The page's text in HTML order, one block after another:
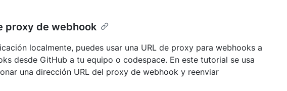
proxy de webhook
localmente, puedes usar una URL de proxy para webhooks a
desde GitHub a tu equipo o codespace. En este tutorial se usa
una dirección URL del proxy de webhook y reenviar